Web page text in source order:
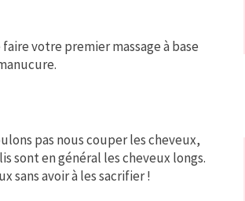
votre premier massage à base
pas nous couper les cheveux,
sont en général les cheveux longs.
sans avoir à les sacrifier !